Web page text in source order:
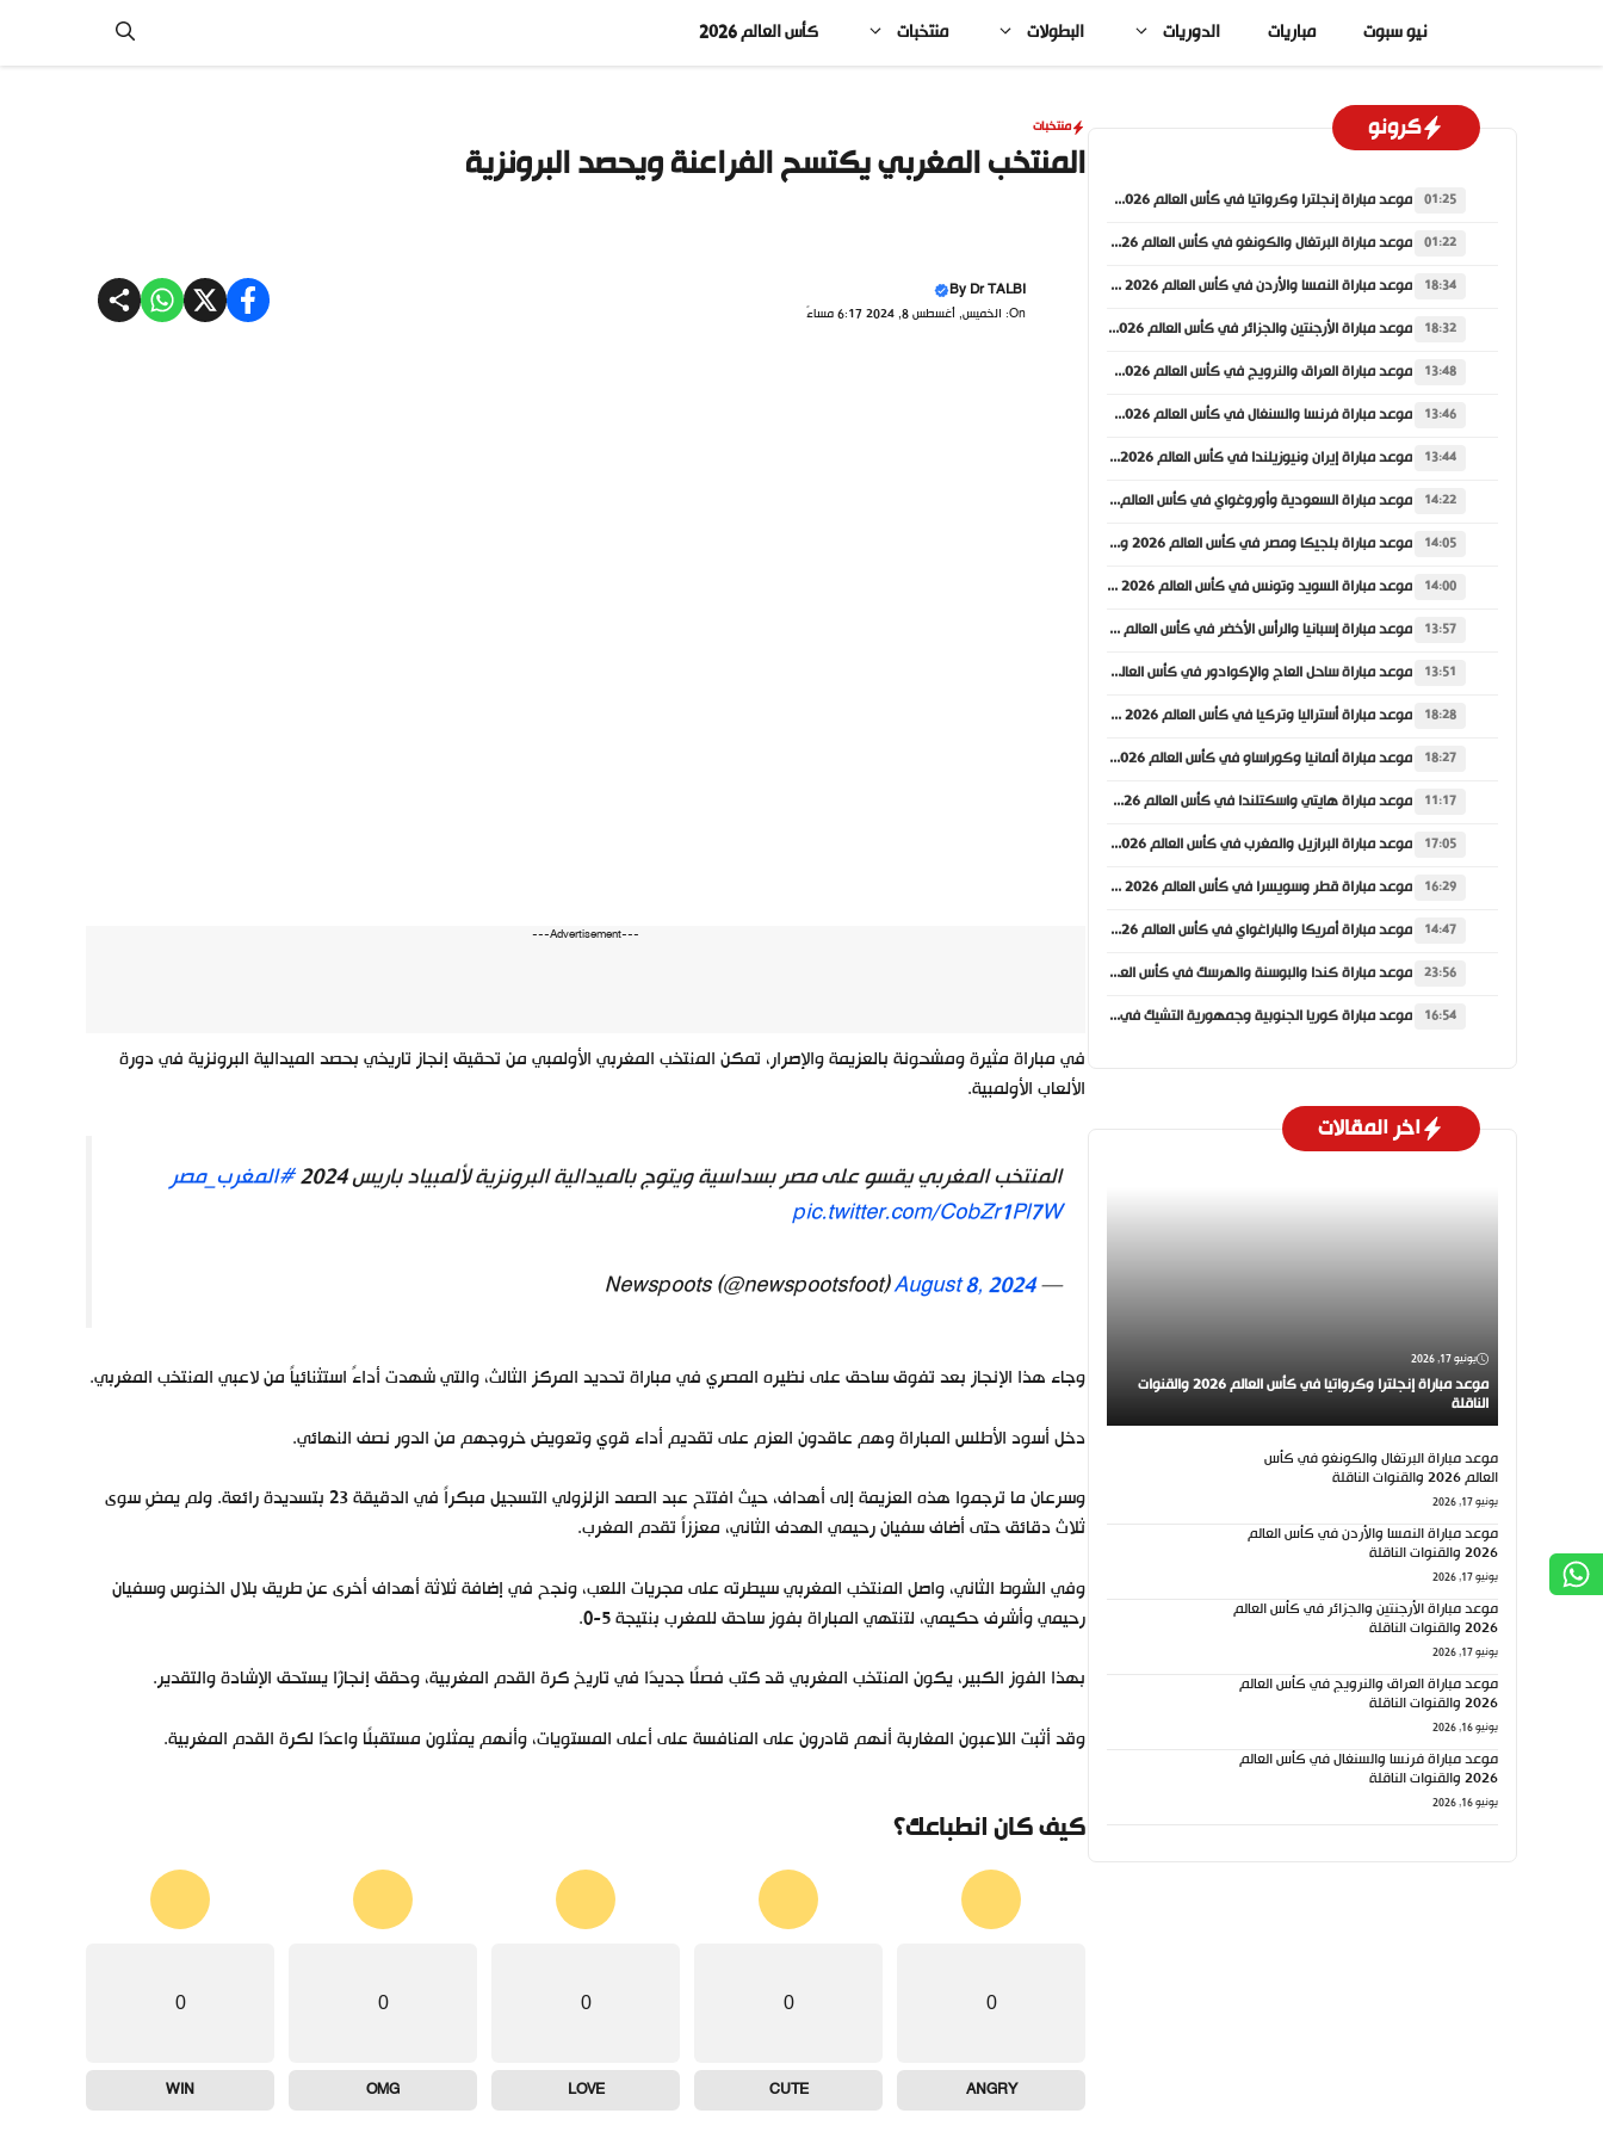
المحتوى
نيو سبوت مباريات الدوريات البطولات منتخبات كأس العالم 2026
منتخبات
المنتخب المغربي يكتسح الفراعنة ويحصد البرونزية
ByDr TALBI
On: الخميس, أغسطس 8, 2024 6:17 مساءً
---Advertisement---
في مباراة مثيرة ومشحونة بالعزيمة والإصرار، تمكن المنتخب المغربي الأولمبي من تحقيق إنجاز تاريخي بحصد الميدالية البرونزية في دورة
الألعاب الأولمبية.
المنتخب المغربي يقسو على مصر بسداسية ويتوج بالميدالية البرونزية لألمبياد باريس 2024
#المغرب_مصر
pic.twitter.com/CobZr1Pl7W
— Newspoots (@newspootsfoot)
August 8, 2024
وجاء هذا الإنجاز بعد تفوق ساحق على نظيره المصري في مباراة تحديد المركز الثالث، والتي شهدت أداءً استثنائياً من لاعبي المنتخب المغربي.
دخل أسود الأطلس المباراة وهم عاقدون العزم على تقديم أداء قوي وتعويض خروجهم من الدور نصف النهائي.
وسرعان ما ترجموا هذه العزيمة إلى أهداف، حيث افتتح عبد الصمد الزلزولي التسجيل مبكراً في الدقيقة 23 بتسديدة رائعة. ولم يمضِ سوى
ثلاث دقائق حتى أضاف سفيان رحيمي الهدف الثاني، معززاً تقدم المغرب.
وفي الشوط الثاني، واصل المنتخب المغربي سيطرته على مجريات اللعب، ونجح في إضافة ثلاثة أهداف أخرى عن طريق بلال الخنوس وسفيان
رحيمي وأشرف حكيمي، لتنتهي المباراة بفوز ساحق للمغرب بنتيجة 5-0.
بهذا الفوز الكبير، يكون المنتخب المغربي قد كتب فصلًا جديدًا في تاريخ كرة القدم المغربية، وحقق إنجازًا يستحق الإشادة والتقدير.
وقد أثبت اللاعبون المغاربة أنهم قادرون على المنافسة على أعلى المستويات، وأنهم يمثلون مستقبلًا واعدًا لكرة القدم المغربية.
كيف كان انطباعك؟
0
ANGRY
0
CUTE
0
LOVE
0
OMG
0
WIN
كرونو
01:25 موعد مباراة إنجلترا وكرواتيا في كأس العالم 2026 والقنوات الناقلة
01:22 موعد مباراة البرتغال والكونغو في كأس العالم 2026 والقنوات الناقلة
18:34 موعد مباراة النمسا والأردن في كأس العالم 2026 والقنوات الناقلة
18:32 موعد مباراة الأرجنتين والجزائر في كأس العالم 2026 والقنوات الناقلة
13:48 موعد مباراة العراق والنرويج في كأس العالم 2026 والقنوات الناقلة
13:46 موعد مباراة فرنسا والسنغال في كأس العالم 2026 والقنوات الناقلة
13:44 موعد مباراة إيران ونيوزيلندا في كأس العالم 2026 والقنوات الناقلة
14:22 موعد مباراة السعودية وأوروغواي في كأس العالم 2026 والقنوات الناقلة
14:05 موعد مباراة بلجيكا ومصر في كأس العالم 2026 والقنوات الناقلة
14:00 موعد مباراة السويد وتونس في كأس العالم 2026 والقنوات الناقلة
13:57 موعد مباراة إسبانيا والرأس الأخضر في كأس العالم 2026 والقنوات الناقلة
13:51 موعد مباراة ساحل العاج والإكوادور في كأس العالم 2026 والقنوات الناقلة
18:28 موعد مباراة أستراليا وتركيا في كأس العالم 2026 والقنوات الناقلة
18:27 موعد مباراة ألمانيا وكوراساو في كأس العالم 2026 والقنوات الناقلة
11:17 موعد مباراة هايتي واسكتلندا في كأس العالم 2026 والقنوات الناقلة
17:05 موعد مباراة البرازيل والمغرب في كأس العالم 2026 والقنوات الناقلة
16:29 موعد مباراة قطر وسويسرا في كأس العالم 2026 والقنوات الناقلة
14:47 موعد مباراة أمريكا والباراغواي في كأس العالم 2026 والقنوات الناقلة
23:56 موعد مباراة كندا والبوسنة والهرسك في كأس العالم 2026 والقنوات الناقلة
16:54 موعد مباراة كوريا الجنوبية وجمهورية التشيك في كأس العالم 2026 والقنوات الناقلة
اخر المقالات
يونيو 17, 2026
موعد مباراة إنجلترا وكرواتيا في كأس العالم 2026 والقنوات
الناقلة
موعد مباراة البرتغال والكونغو في كأس
العالم 2026 والقنوات الناقلة
يونيو 17, 2026
موعد مباراة النمسا والأردن في كأس العالم
2026 والقنوات الناقلة
يونيو 17, 2026
موعد مباراة الأرجنتين والجزائر في كأس العالم
2026 والقنوات الناقلة
يونيو 17, 2026
موعد مباراة العراق والنرويج في كأس العالم
2026 والقنوات الناقلة
يونيو 16, 2026
موعد مباراة فرنسا والسنغال في كأس العالم
2026 والقنوات الناقلة
يونيو 16, 2026